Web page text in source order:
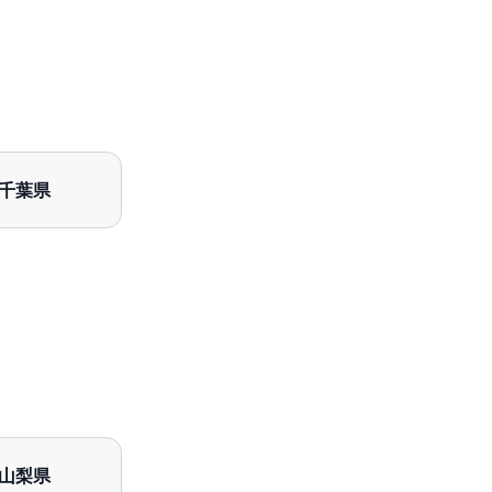
葉県
梨県